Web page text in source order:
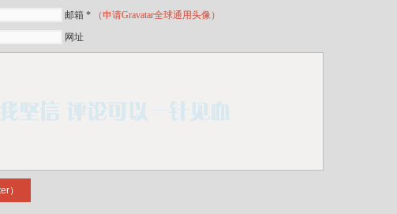
邮箱 *
（申请Gravatar全球通用头像）
网址